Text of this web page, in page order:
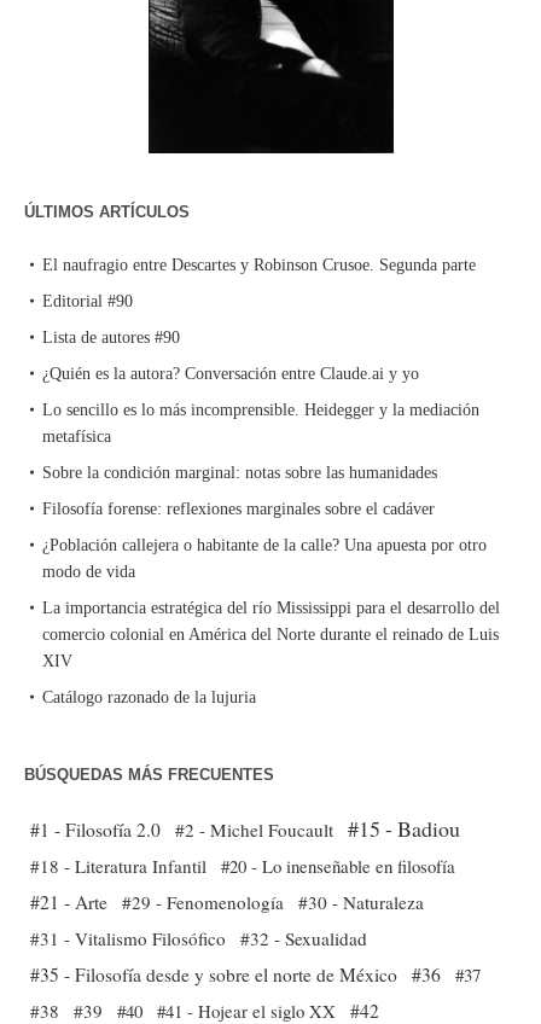
ÚLTIMOS ARTÍCULOS
El naufragio entre Descartes y Robinson Crusoe. Segunda parte
Editorial #90
Lista de autores #90
¿Quién es la autora? Conversación entre Claude.ai y yo
Lo sencillo es lo más incomprensible. Heidegger y la mediación
metafísica
Sobre la condición marginal: notas sobre las humanidades
Filosofía forense: reflexiones marginales sobre el cadáver
¿Población callejera o habitante de la calle? Una apuesta por otro
modo de vida
La importancia estratégica del río Mississippi para el desarrollo del
comercio colonial en América del Norte durante el reinado de Luis
XIV
Catálogo razonado de la lujuria
BÚSQUEDAS MÁS FRECUENTES
#1 - Filosofía 2.0 #2 - Michel Foucault #15 - Badiou
#18 - Literatura Infantil #20 - Lo inenseñable en filosofía
#21 - Arte #29 - Fenomenología
#30 - Naturaleza
#31 - Vitalismo Filosófico
#32 - Sexualidad
#35 - Filosofía desde y sobre el norte de México #36 #37
#38
#39 #40 #41 - Hojear el siglo XX #42